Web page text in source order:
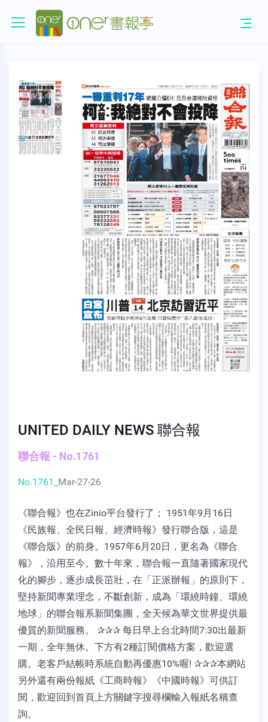
UNITED DAILY NEWS 聯合報
聯合報 - No.1761
No.1761_ Mar-27-26
《聯合報》也在Zinio平台發行了； 1951年9月16日
《民族報、全民日報、經濟時報》發行聯合版，這是
《聯合版》的前身。1957年6月20日，更名為《聯合
報》，沿用至今。數十年來，聯合報一直隨著國家現代
化的腳步，逐步成長茁壯，在「正派辦報」的原則下，
堅持新聞專業理念，不斷創新，成為「環繞時鐘、環繞
地球」的聯合報系新聞集團，全天候為華文世界提供最
優質的新聞服務。 ✰✰✰ 每日早上台北時間7:30出最新
一期，全年無休。下方有2種訂閱價格方案，歡迎選
購。老客戶結帳時系統自動再優惠10%喔! ✰✰✰本網站
另外還有兩份報紙《工商時報》《中國時報》可供訂
閱，歡迎回到首頁上方關鍵字搜尋欄輸入報紙名稱查
詢。